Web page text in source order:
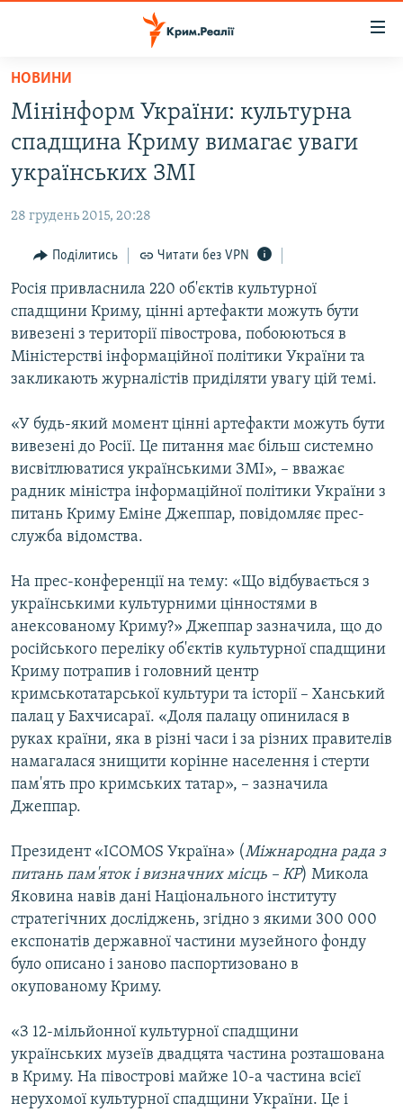
Перейти
основного
матеріалу
Перейти
до
основної
навігації
Перейти
пошуку
ВОДА.КРИМ
ВІДЕО ТА ФОТО
БЛОГИ
ПОГЛЯД
ІНТЕРВ'Ю
ВСЕ ЗА ДЕНЬ
СПЕЦПРОЕКТИ
ДЕПОРТАЦІЯ
ВІДЕОУРОКИ «ELIFBE»
СВІДЧЕННЯ ОКУПАЦІЇ
УКРАЇНСЬКА ПРОБЛЕМА КРИМУ
ІНФОГРАФІКА
ЯК ОБІЙТИ БЛОКУВАННЯ
Русский
Qırımtatar
ДОЛУЧАЙСЯ!
Усі сайти RFE/RL
НОВИНИ
Мінінформ України: культурна
спадщина Криму вимагає уваги
українських ЗМІ
28 грудень 2015, 20:28
Поділитись Читати без VPN
Росія привласнила 220 об'єктів культурної
спадщини Криму, цінні артефакти можуть бути
вивезені з території півострова, побоюються в
Міністерстві інформаційної політики України та
закликають журналістів приділяти увагу цій темі.
«У будь-який момент цінні артефакти можуть бути
вивезені до Росії. Це питання має більш системно
висвітлюватися українськими ЗМІ», – вважає
радник міністра інформаційної політики України з
питань Криму Еміне Джеппар, повідомляє прес-
служба відомства.
На прес-конференції на тему: «Що відбувається з
українськими культурними цінностями в
анексованому Криму?» Джеппар зазначила, що до
російського переліку об'єктів культурної спадщини
Криму потрапив і головний центр
кримськотатарської культури та історії – Ханський
палац у Бахчисараї. «Доля палацу опинилася в
руках країни, яка в різні часи і за різних правителів
намагалася знищити корінне населення і стерти
пам'ять про кримських татар», – зазначила
Джеппар.
Президент «ICOMOS Україна» (Міжнародна рада з
питань пам'яток і визначних місць – КР) Микола
Яковина навів дані Національного інституту
стратегічних досліджень, згідно з якими 300 000
експонатів державної частини музейного фонду
було описано і заново паспортизовано в
окупованому Криму.
«З 12-мільйонної культурної спадщини
українських музеїв двадцята частина розташована
в Криму. На півострові майже 10-а частина всієї
нерухомої культурної спадщини України. Це і